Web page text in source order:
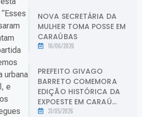
urbana
e
NOVA SECRETÁRIA DA
MULHER TOMA POSSE EM
CARAÚBAS
16/06/2026
PREFEITO GIVAGO
BARRETO COMEMORA
EDIÇÃO HISTÓRICA DA
EXPOESTE EM CARAÚ...
31/05/2026